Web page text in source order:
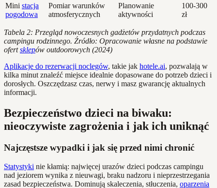
Mini stacja
pogodowa
Pomiar warunków
atmosferycznych
Planowanie
aktywności
100-300
zł
Tabela 2: Przegląd nowoczesnych gadżetów przydatnych podczas
campingu rodzinnego. Źródło: Opracowanie własne na podstawie
ofertsklepów outdoorowych (2024)
Aplikacje do rezerwacji noclegów, takie jak hotele.ai, pozwalają w
kilka minut znaleźć miejsce idealnie dopasowane do potrzeb dzieci i
dorosłych. Oszczędzasz czas, nerwy i masz gwarancję aktualnych
informacji.
Bezpieczeństwo dzieci na biwaku:
nieoczywiste zagrożenia i jak ich uniknąć
Najczęstsze wypadki i jak się przed nimi chronić
Statystyki nie kłamią: najwięcej urazów dzieci podczas campingu
nad jeziorem wynika z nieuwagi, braku nadzoru i nieprzestrzegania
zasad bezpieczeństwa. Dominują skaleczenia, stłuczenia, oparzenia